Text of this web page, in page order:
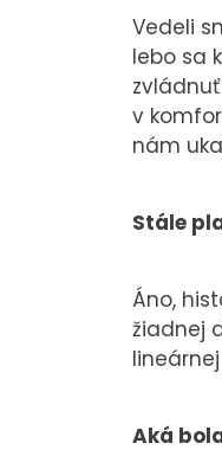
Vedeli
lebo sa
v
nám
Stále
Áno,
žiadnej
Aká